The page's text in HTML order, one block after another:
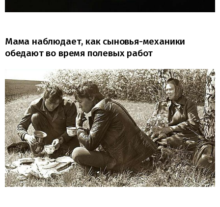
Мама наблюдает, как сыновья-механики
обедают во время полевых работ